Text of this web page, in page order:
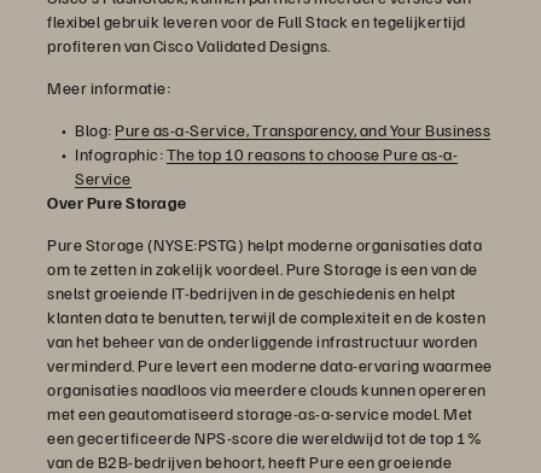
flexibel gebruik leveren voor de Full Stack en tegelijkertijd
profiteren van Cisco Validated Designs.
Meer informatie:
Blog: Pure as-a-Service, Transparency, and Your Business
Infographic:The top 10 reasons to choose Pure as-a-
Service
Over Pure Storage
Pure Storage (NYSE:PSTG) helpt moderne organisaties data
om te zetten in zakelijk voordeel. Pure Storage is een van de
snelst groeiende IT-bedrijven in de geschiedenis en helpt
klanten data te benutten, terwijl de complexiteit en de kosten
van het beheer van de onderliggende infrastructuur worden
verminderd. Pure levert een moderne data-ervaring waarmee
organisaties naadloos via meerdere clouds kunnen opereren
met een geautomatiseerd storage-as-a-service model. Met
een gecertificeerde NPS-score die wereldwijd tot de top 1%
van de B2B-bedrijven behoort, heeft Pure een groeiende